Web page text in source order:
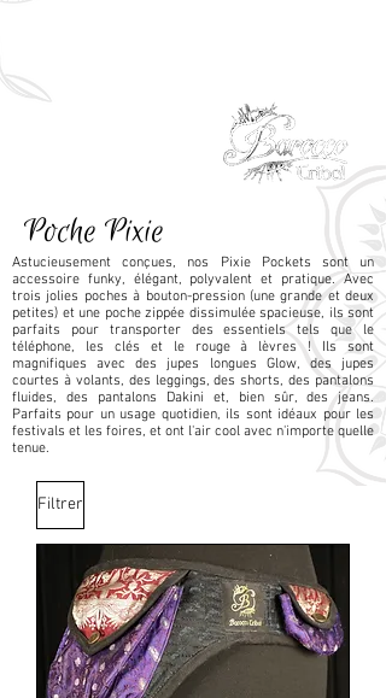
Poche Pixie
Astucieusement conçues, nos Pixie Pockets sont un
accessoire funky, élégant, polyvalent et pratique. Avec
trois jolies poches à bouton-pression (une grande et deux
petites) et une poche zippée dissimulée spacieuse, ils sont
parfaits pour transporter des essentiels tels que le
téléphone, les clés et le rouge à lèvres ! Ils sont
magnifiques avec des jupes longues Glow, des jupes
courtes à volants, des leggings, des shorts, des pantalons
fluides, des pantalons Dakini et, bien sûr, des jeans.
Parfaits pour un usage quotidien, ils sont idéaux pour les
festivals et les foires, et ont l'air cool avec n'importe quelle
tenue.
Filtrer